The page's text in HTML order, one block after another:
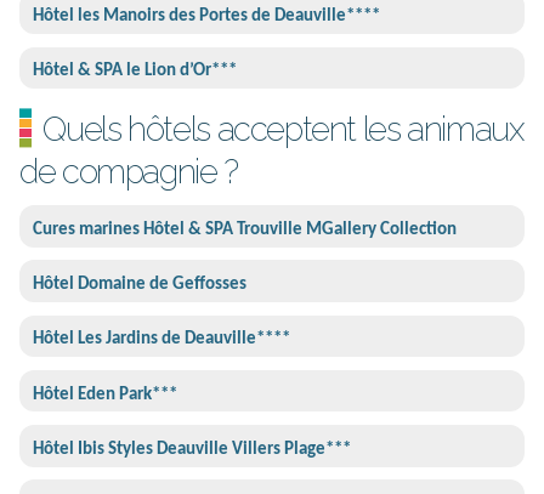
Hôtel les Manoirs des Portes de Deauville****
Hôtel & SPA le Lion d’Or***
Quels hôtels acceptent les animaux
de compagnie ?
Cures marines Hôtel & SPA Trouville MGallery Collection
Hôtel Domaine de Geffosses
Hôtel Les Jardins de Deauville****
Hôtel Eden Park***
Hôtel Ibis Styles Deauville Villers Plage***